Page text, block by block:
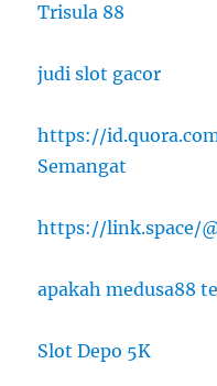
Trisula 88
judi slot gacor
https://
Semangat
https://link.space/
apakah medusa88
Slot Depo 5K